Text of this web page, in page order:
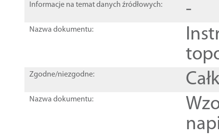
Informacje na temat danych źródłowych: -
Nazwa dokumentu:
Zgodne/niezgodne:
Nazwa dokumentu: